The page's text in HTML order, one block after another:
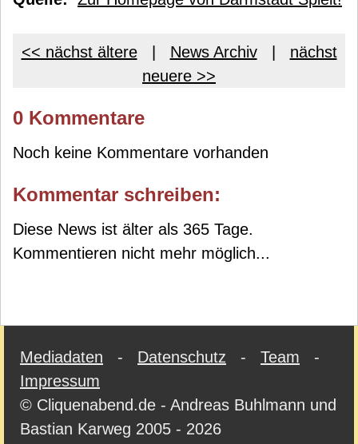
<< nächst ältere| News Archiv| nächst
neuere >>
0 Kommentare
Noch keine Kommentare vorhanden
Kommentar schreiben:
Diese News ist älter als 365 Tage.
Kommentieren nicht mehr möglich...
Mediadaten - Datenschutz - Team -
Impressum
© Cliquenabend.de - Andreas Buhlmann und
Bastian Karweg 2005 - 2026